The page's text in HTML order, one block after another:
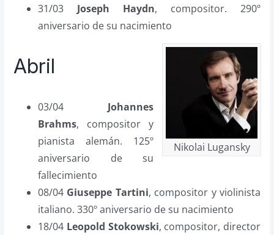
31/03 Joseph Haydn, compositor. 290º
aniversario de su nacimiento
Nikolai Lugansky
Abril
03/04 Johannes
Brahms, compositor y
pianista alemán. 125º
aniversario de su
fallecimiento
08/04 Giuseppe Tartini, compositor y violinista
italiano. 330º aniversario de su nacimiento
18/04 Leopold Stokowski, compositor, director